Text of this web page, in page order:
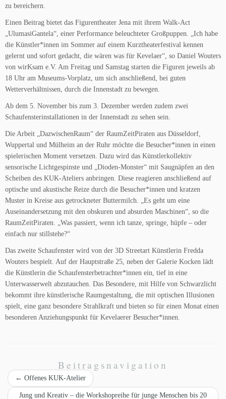
zu bereichern.
Einen Beitrag bietet das Figurentheater Jena mit ihrem Walk-Act
„UlumasiGantela“, einer Performance beleuchteter Großpuppen. „Ich habe
die Künstler*innen im Sommer auf einem Kurztheaterfestival kennen
gelernt und sofort gedacht, die wären was für Kevelaer“, so Daniel Wouters
von wirKsam e.V. Am Freitag und Samstag starten die Figuren jeweils ab
18 Uhr am Museums-Vorplatz, um sich anschließend, bei guten
Wetterverhältnissen, durch die Innenstadt zu bewegen.
Ab dem 5. November bis zum 3. Dezember werden zudem zwei
Schaufensterinstallationen in der Innenstadt zu sehen sein.
Die Arbeit „DazwischenRaum“ der RaumZeitPiraten aus Düsseldorf,
Wuppertal und Mülheim an der Ruhr möchte die Besucher*innen in einen
spielerischen Moment versetzen. Dazu wird das Künstlerkollektiv
sensorische Lichtgespinste und „Dioden-Monster“ mit Saugnäpfen an den
Scheiben des KUK-Ateliers anbringen. Diese reagieren anschließend auf
optische und akustische Reize durch die Besucher*innen und kratzen
Muster in Kreise aus getrockneter Buttermilch. „Es geht um eine
Auseinandersetzung mit den obskuren und absurden Maschinen“, so die
RaumZeitPiraten. „Was passiert, wenn ich tanze, springe, hüpfe – oder
einfach nur stillstehe?“
Das zweite Schaufenster wird von der 3D Streetart Künstlerin Fredda
Wouters bespielt. Auf der Hauptstraße 25, neben der Galerie Kocken lädt
die Künstlerin die Schaufensterbetrachter*innen ein, tief in eine
Unterwasserwelt abzutauchen. Das Besondere, mit Hilfe von Schwarzlicht
bekommt ihre künstlerische Raumgestaltung, die mit optischen Illusionen
spielt, eine ganz besondere Strahlkraft und bieten so für einen Monat einen
besonderen Anziehungspunkt für Kevelaerer Besucher*innen.
Beitragsnavigation
← Offenes KUK-Atelier
Jung und Kreativ – die Workshopreihe für junge Menschen bis 20